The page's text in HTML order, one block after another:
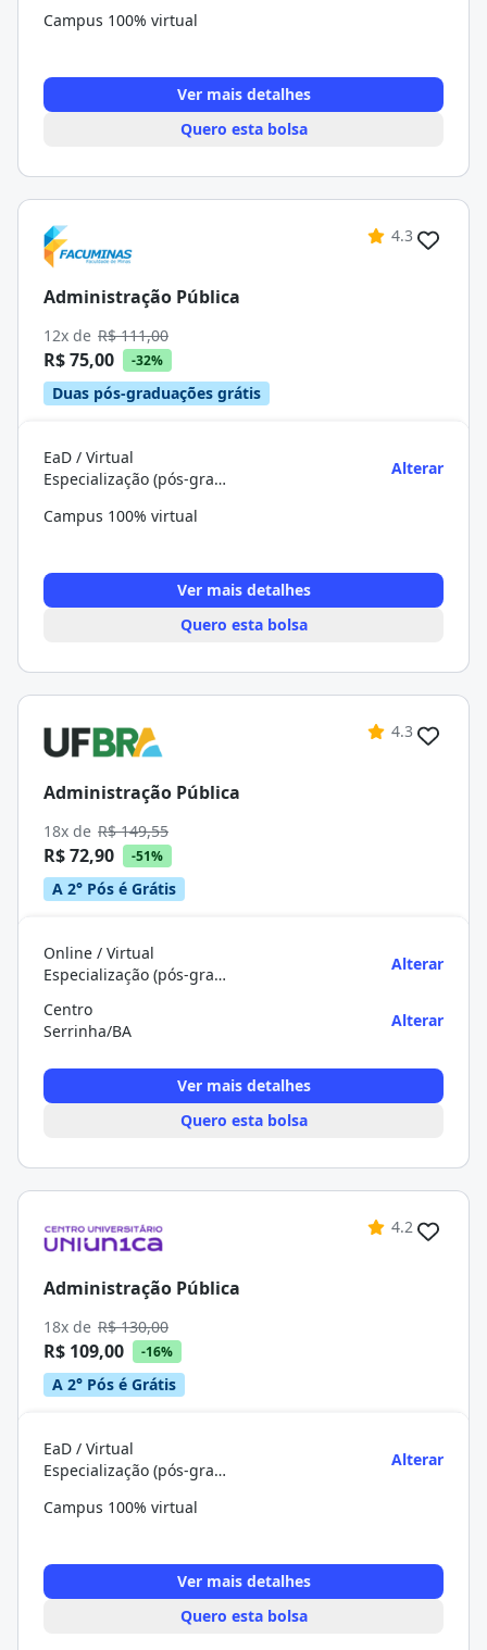
Campus 100% virtual
Ver mais detalhes
Quero esta bolsa
4.3
Administração Pública
12x de R$ 111,00
R$ 75,00 -32%
Duas pós-graduações grátis
EaD / Virtual
Especialização (pós-graduação)
Alterar
Campus 100% virtual
Ver mais detalhes
Quero esta bolsa
4.3
Administração Pública
18x de R$ 149,55
R$ 72,90 -51%
A 2° Pós é Grátis
Online / Virtual
Especialização (pós-graduação)
Alterar
Centro
Serrinha/BA
Alterar
Ver mais detalhes
Quero esta bolsa
4.2
Administração Pública
18x de R$ 130,00
R$ 109,00 -16%
A 2° Pós é Grátis
EaD / Virtual
Especialização (pós-graduação)
Alterar
Campus 100% virtual
Ver mais detalhes
Quero esta bolsa